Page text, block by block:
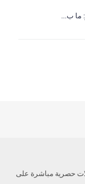
ما ب...
حصرية مباشرة على